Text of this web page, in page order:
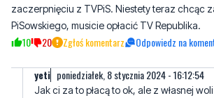
yeti poniedziałek, 8 stycznia 2024 - 16:12:54
Jak ci za to płacą to ok, ale z własnej woli
pomocy psychologa
10 0 Zgłoś komentarz Odpowiedz na